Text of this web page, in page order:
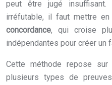
peut être jugé insuffisant.
irréfutable, il faut mettre
concordance, qui croise
indépendantes pour créer un
Cette méthode repose
plusieurs types de